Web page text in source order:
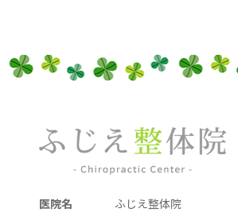
医院名
ふじえ整体院